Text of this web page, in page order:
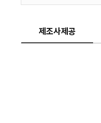
제조사제공